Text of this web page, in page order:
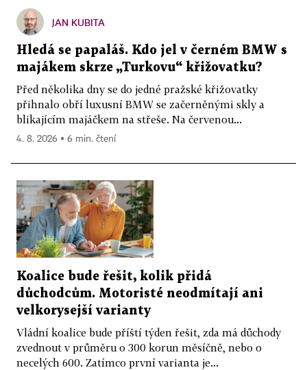
JAN KUBITA
Hledá se papaláš. Kdo jel v černém BMW s
majákem skrze „Turkovu“ křižovatku?
Před několika dny se do jedné pražské křižovatky
přihnalo obří luxusní BMW se začerněnými skly a
blikajícím majáčkem na střeše. Na červenou...
4. 8. 2026 ▪ 6 min. čtení
Koalice bude řešit, kolik přidá
důchodcům. Motoristé neodmítají ani
velkorysejší varianty
Vládní koalice bude příští týden řešit, zda má důchody
zvednout v průměru o 300 korun měsíčně, nebo o
necelých 600. Zatímco první varianta je...